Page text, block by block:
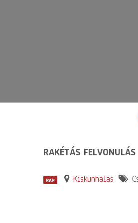
RAKÉTÁS FELVONULÁS
RAP Kiskunhalas